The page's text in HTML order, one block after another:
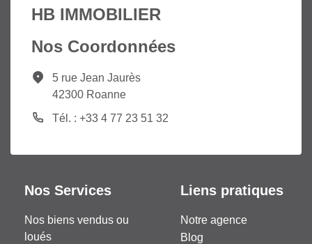
HB IMMOBILIER
Nos Coordonnées
5 rue Jean Jaurès
42300 Roanne
Tél. : +33 4 77 23 51 32
Nos Services
Nos biens vendus ou
loués
Liens pratiques
Notre agence
Blog